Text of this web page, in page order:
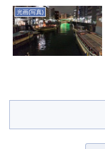
光画(写真)